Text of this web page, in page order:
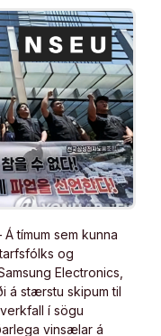
tímum sem kunna
og
Electronics,
á stærstu skipum til
í sögu
vinsælar á